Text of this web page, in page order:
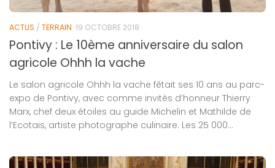
ACTUS / TERRAIN 19 OCTOBRE 2018
Pontivy : Le 10ème anniversaire du salon
agricole Ohhh la vache
Le salon agricole Ohhh la vache fêtait ses 10 ans au parc-
expo de Pontivy, avec comme invités d’honneur Thierry
Marx, chef deux étoiles au guide Michelin et Mathilde de
l’Ecotais, artiste photographe culinaire. Les 25 000...